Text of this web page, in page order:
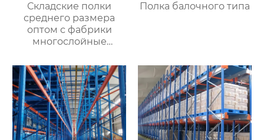
Складские полки
среднего размера
оптом с фабрики
многослойные
стеллажи складские
полки оптом с
магазинов одежды
Полка балочного типа